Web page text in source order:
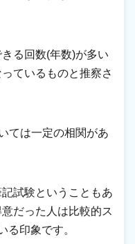
る回数(年数)が多い
ているものと推察さ
ては一定の相関があ
試験ということもあ
だった人は比較的ス
る印象です。